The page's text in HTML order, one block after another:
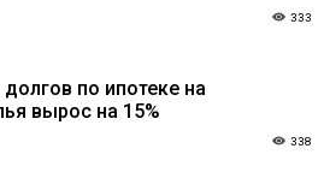
333
по ипотеке на
вырос на 15%
338